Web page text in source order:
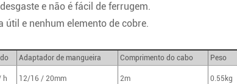
e não é fácil de ferrugem.
e nenhum elemento de cobre.
Adaptador de mangueira Comprimento do cabo Peso
h 12/16 / 20mm 2m 0.55kg